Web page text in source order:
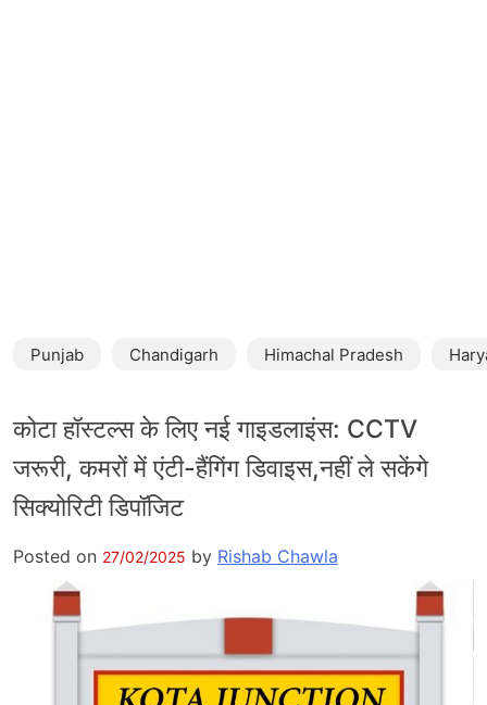
Punjab Chandigarh Himachal Pradesh
कोटा हॉस्टल्स के लिए नई गाइडलाइंस: CCTV
जरूरी, कमरों में एंटी-हैंगिंग डिवाइस,नहीं ले सकेंगे
सिक्योरिटी डिपॉजिट
Posted on 27/02/2025 by Rishab Chawla